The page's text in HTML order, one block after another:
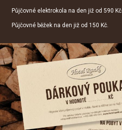
Půjčovné elektrokola na den již od 590 Kč.
Půjčovné běžek na den již od 150 Kč.